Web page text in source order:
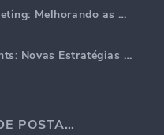
Relatório de Análise de Marketing: Melhorando as Percepções de Negócios
Dados de Marketing AI Insights: Novas Estratégias de Negócios para 2024
TÓPICOS POPULARES DE POSTAGENS EM BLOG